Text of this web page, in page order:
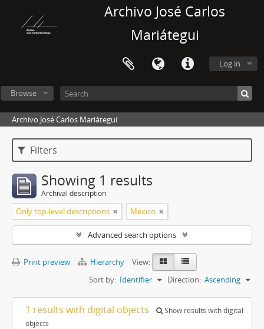
Archivo José Carlos
Mariátegui
Log in
Browse
Archivo José Carlos Mariátegui
Filters
Showing 1 results
Archival description
Only top-level descriptions México
Advanced search options
Print preview Hierarchy
View:
Sort by: Identifier Direction: Ascending
1 results with digital objects
Show results with digital
objects